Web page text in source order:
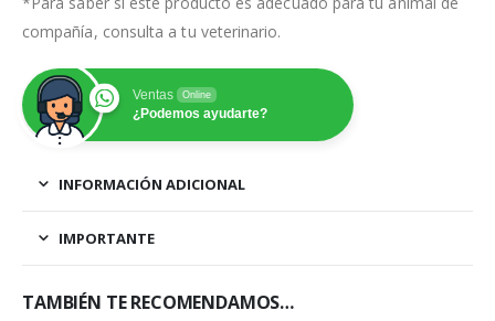
compañía, consulta a tu veterinario.
Ventas Online
¿Podemos ayudarte?
INFORMACIÓN ADICIONAL
IMPORTANTE
TAMBIÉN TE RECOMENDAMOS…